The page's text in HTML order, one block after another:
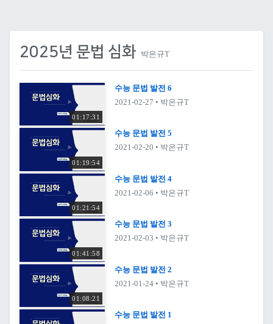
2025년 문법 심화 박은규T
01:17:31
수능 문법 발전 6
2021-02-27 • 박은규T
01:19:54
수능 문법 발전 5
2021-02-20 • 박은규T
01:21:54
수능 문법 발전 4
2021-02-06 • 박은규T
01:41:58
수능 문법 발전 3
2021-02-03 • 박은규T
01:08:21
수능 문법 발전 2
2021-01-24 • 박은규T
수능 문법 발전 1